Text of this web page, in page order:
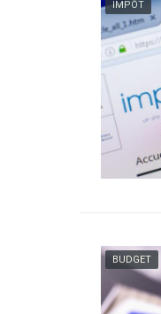
IMPÔT
BUDGET